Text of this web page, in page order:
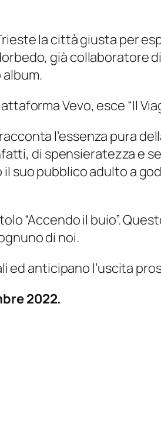
la città giusta per
già collaboratore
Vevo, esce “Il
l’essenza pura
di spensieratezza e
suo pubblico adulto a
“Accendo il buio”.
di noi.
anticipano l’uscita
2022.